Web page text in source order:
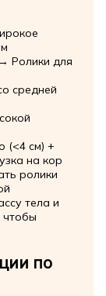
Ролики для
средней
(<4 см) +
на кор
ролики
тела и
чтобы
по